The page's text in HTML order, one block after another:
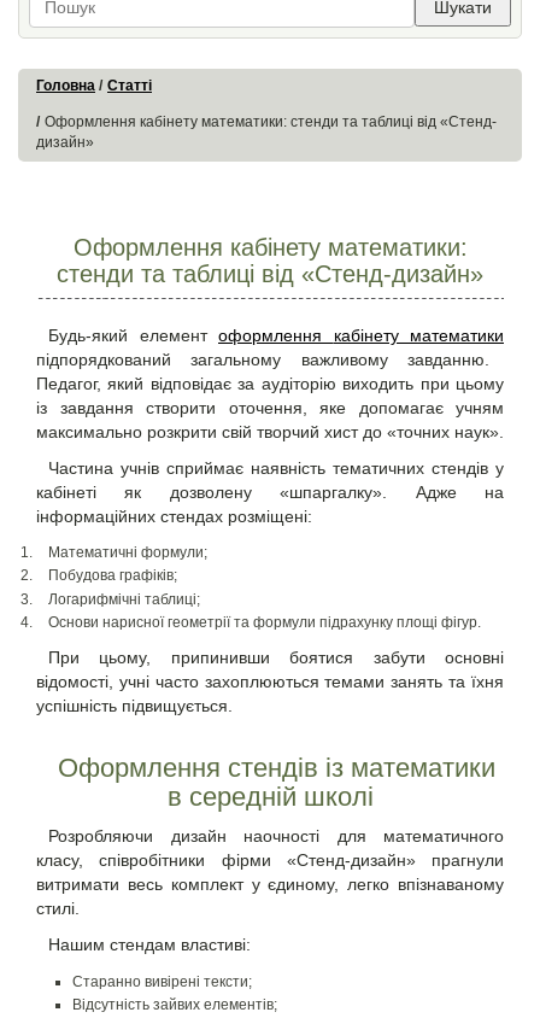
Шукати
Головна Статті
Оформлення кабінету математики: стенди та таблиці від «Стенд-
дизайн»
Оформлення кабінету математики:
стенди та таблиці від «Стенд-дизайн»
Будь-який елемент оформлення кабінету математики
підпорядкований загальному важливому завданню.
Педагог, який відповідає за аудіторію виходить при цьому
із завдання створити оточення, яке допомагає учням
максимально розкрити свій творчий хист до «точних наук».
Частина учнів сприймає наявність тематичних стендів у
кабінеті як дозволену «шпаргалку». Адже на
інформаційних стендах розміщені:
Математичні формули;
Побудова графіків;
Логарифмічні таблиці;
Основи нарисної геометрії та формули підрахунку площі фігур.
При цьому, припинивши боятися забути основні
відомості, учні часто захоплюються темами занять та їхня
успішність підвищується.
Оформлення стендів із математики
в середній школі
Розробляючи дизайн наочності для математичного
класу, співробітники фірми «Стенд-дизайн» прагнули
витримати весь комплект у єдиному, легко впізнаваному
стилі.
Нашим стендам властиві:
Старанно вивірені тексти;
Відсутність зайвих елементів;